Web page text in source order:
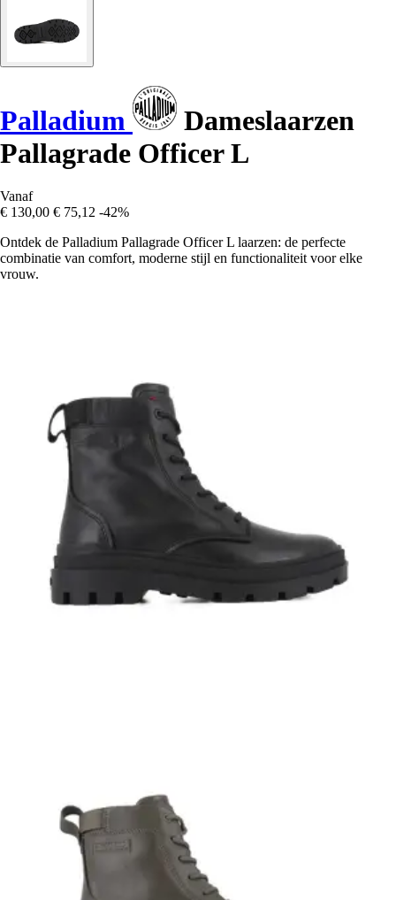
Palladium
Dameslaarzen
Pallagrade Officer L
Vanaf
€ 130,00 € 75,12 -42%
Ontdek de Palladium Pallagrade Officer L laarzen: de perfecte
combinatie van comfort, moderne stijl en functionaliteit voor elke
vrouw.